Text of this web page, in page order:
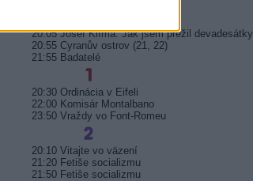
20:05 Josef Klíma: Jak jsem přežil devadesátky
20:55 Cyranův ostrov (21, 22)
21:55 Badatelé
20:30 Ordinácia v Eifeli
22:00 Komisár Montalbano
23:50 Vraždy vo Font-Romeu
20:10 Vitajte vo väzení
21:20 Fetiše socializmu
21:50 Fetiše socializmu